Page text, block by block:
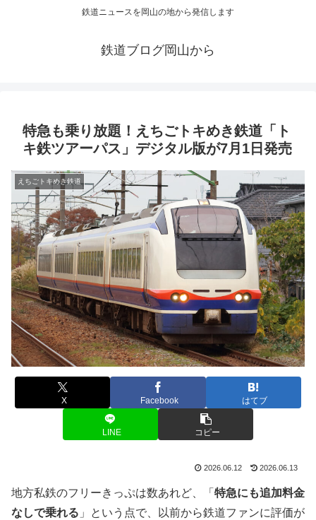
鉄道ニュースを岡山の地から発信します
鉄道ブログ岡山から
特急も乗り放題！えちごトキめき鉄道「ト
キ鉄ツアーパス」デジタル版が7月1日発売
えちごトキめき鉄道
X Facebook はてブ
LINE コピー
2026.06.12 2026.06.13
地方私鉄のフリーきっぷは数あれど、「 特急にも追加料金
なしで乗れる 」という点で、以前から鉄道ファンに評価が